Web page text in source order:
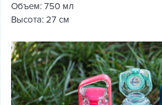
Объем: 750 мл
Высота: 27 см